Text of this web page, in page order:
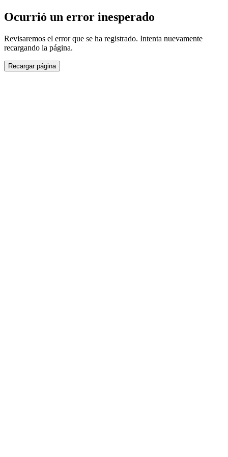
Ocurrió un error inesperado
Revisaremos el error que se ha registrado. Intenta nuevamente
recargando la página.
Recargar página